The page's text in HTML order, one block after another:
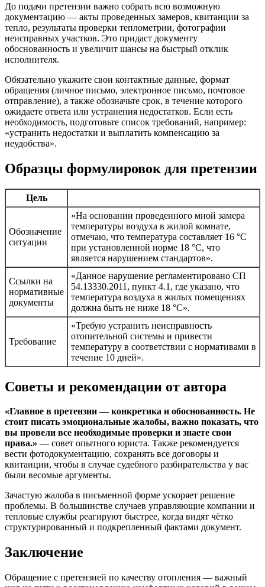
До подачи претензии важно собрать всю возможную
документацию — акты проведенных замеров, квитанции за
тепло, результаты проверки теплометрии, фотографии
неисправных участков. Это придаст документу
обоснованность и увеличит шансы на быстрый отклик
исполнителя.
Обязательно укажите свои контактные данные, формат
обращения (личное письмо, электронное письмо, почтовое
отправление), а также обозначьте срок, в течение которого
ожидаете ответа или устранения недостатков. Если есть
необходимость, подготовьте список требований, например:
«устранить недостатки и выплатить компенсацию за
неудобства».
Образцы формулировок для претензии
Цель
Обозначение
ситуации
«На основании проведенного мной замера
температуры воздуха в жилой комнате,
отмечаю, что температура составляет 16 °C
при установленной норме 18 °C, что
является нарушением стандартов».
Ссылки на
нормативные
документы
«Данное нарушение регламентировано СП
54.13330.2011, пункт 4.1, где указано, что
температура воздуха в жилых помещениях
должна быть не ниже 18 °C».
Требование
«Требую устранить неисправность
отопительной системы и привести
температуру в соответствии с нормативами в
течение 10 дней».
Советы и рекомендации от автора
«Главное в претензии — конкретика и обоснованность. Не
стоит писать эмоциональные жалобы, важно показать, что
вы провели все необходимые проверки и знаете свои
права.» — совет опытного юриста. Также рекомендуется
вести фотодокументацию, сохранять все договоры и
квитанции, чтобы в случае судебного разбирательства у вас
были весомые аргументы.
Зачастую жалоба в письменной форме ускоряет решение
проблемы. В большинстве случаев управляющие компании и
тепловые службы реагируют быстрее, когда видят чётко
структурированный и подкрепленный фактами документ.
Заключение
Обращение с претензией по качеству отопления — важный